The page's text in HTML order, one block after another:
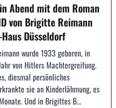
Abend mit dem Roman
von Brigitte Reimann
Düsseldorf
wurde 1933 geboren, in
von Hitlers Machtergreifung.
diesmal persönliches
sie an Kinderlähmung, es
Und in Brigittes B...